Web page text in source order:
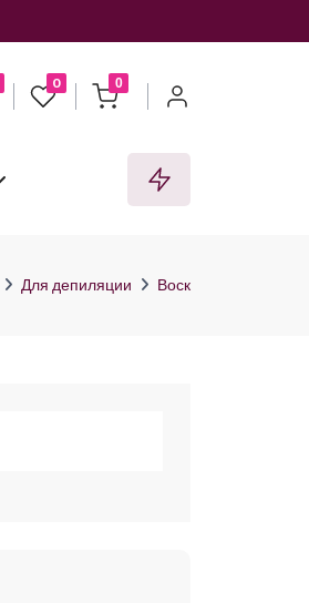
0 0
Для депиляции Воск